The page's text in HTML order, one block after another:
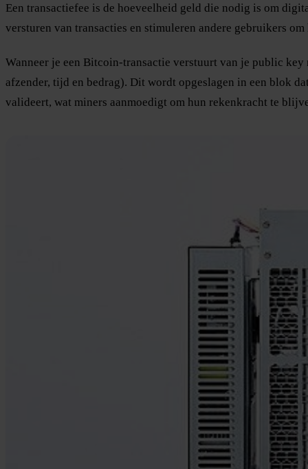
Een transactiefee is de hoeveelheid geld die nodig is om
versturen van transacties en stimuleren andere gebruikers
Wanneer je een Bitcoin-transactie verstuurt van je public
afzender, tijd en bedrag). Dit wordt opgeslagen in een blok
valideert, wat miners aanmoedigt om hun rekenkracht te